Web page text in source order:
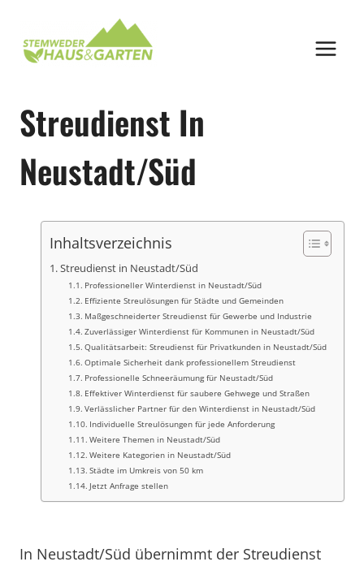
springen
Streudienst In
Neustadt/Süd
Inhaltsverzeichnis
Streudienst in Neustadt/Süd
Professioneller Winterdienst in Neustadt/Süd
Effiziente Streulösungen für Städte und Gemeinden
Maßgeschneiderter Streudienst für Gewerbe und Industrie
Zuverlässiger Winterdienst für Kommunen in Neustadt/Süd
Qualitätsarbeit: Streudienst für Privatkunden in Neustadt/Süd
Optimale Sicherheit dank professionellem Streudienst
Professionelle Schneeräumung für Neustadt/Süd
Effektiver Winterdienst für saubere Gehwege und Straßen
Verlässlicher Partner für den Winterdienst in Neustadt/Süd
Individuelle Streulösungen für jede Anforderung
Weitere Themen in Neustadt/Süd
Weitere Kategorien in Neustadt/Süd
Städte im Umkreis von 50 km
Jetzt Anfrage stellen
In Neustadt/Süd übernimmt der Streudienst